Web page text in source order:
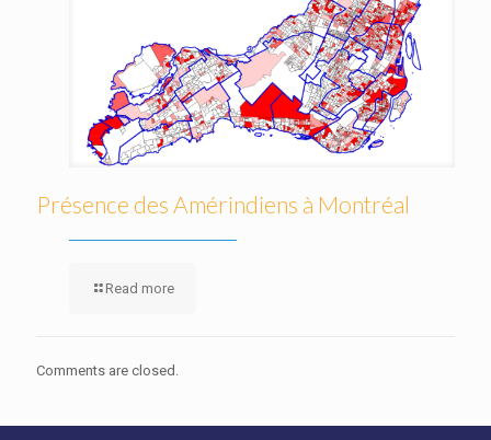
Présence des Amérindiens à Montréal
Read more
Comments are closed.